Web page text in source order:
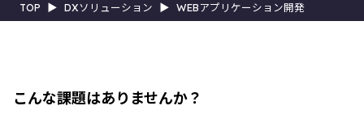
TOP ▶︎ DXソリューション ▶︎ WEBアプリケーション開発
こんな課題はありませんか？